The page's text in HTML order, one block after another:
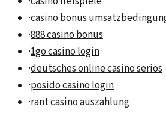
·casino bonus
·888 casino bonus
·1go casino login
·deutsches online casino seriös
·posido casino login
·rant casino auszahlung